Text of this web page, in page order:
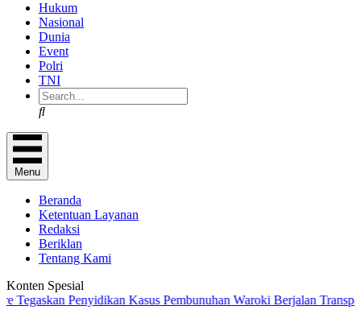
Hukum
Nasional
Dunia
Event
Polri
TNI
Search
Menu
Beranda
Ketentuan Layanan
Redaksi
Beriklan
Tentang Kami
Konten Spesial
Penyidikan Kasus Pembunuhan Waroki Berjalan Transparan